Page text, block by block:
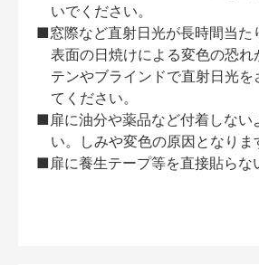
いでください。
■窓際など直射日光が長時間当た
表面の日焼けによる変色の恐れ
テンやブラインドで直射日光を
てください。
■扉に油分や薬品など付着しない
い。しみや変色の原因となりま
■扉に養生テープ等を直接貼らな